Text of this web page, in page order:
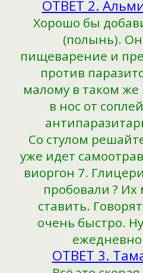
ОТВЕТ 2.
Хорошо бы
(полынь).
пищеварение и
против
малому в таком же
в нос от
Cо стулом
уже идет
виоргон 7.
пробовали ?
ставить.
очень быстро.
ОТВЕТ 3.